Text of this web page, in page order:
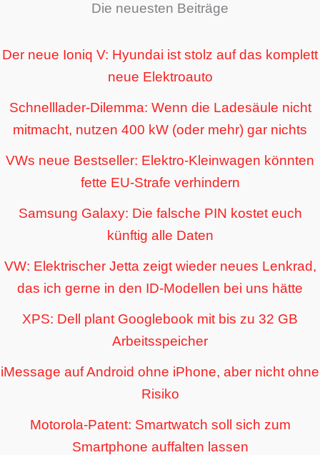
Die neuesten Beiträge
Der neue Ioniq V: Hyundai ist stolz auf das komplett
neue Elektroauto
Schnelllader-Dilemma: Wenn die Ladesäule nicht
mitmacht, nutzen 400 kW (oder mehr) gar nichts
VWs neue Bestseller: Elektro-Kleinwagen könnten
fette EU-Strafe verhindern
Samsung Galaxy: Die falsche PIN kostet euch
künftig alle Daten
VW: Elektrischer Jetta zeigt wieder neues Lenkrad,
das ich gerne in den ID-Modellen bei uns hätte
XPS: Dell plant Googlebook mit bis zu 32 GB
Arbeitsspeicher
iMessage auf Android ohne iPhone, aber nicht ohne
Risiko
Motorola-Patent: Smartwatch soll sich zum
Smartphone auffalten lassen